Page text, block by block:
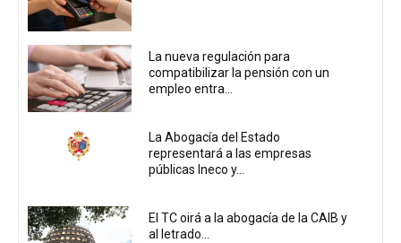
La nueva regulación para
compatibilizar la pensión con un
empleo entra...
La Abogacía del Estado
representará a las empresas
públicas Ineco y...
El TC oirá a la abogacía de la CAIB y
al letrado...